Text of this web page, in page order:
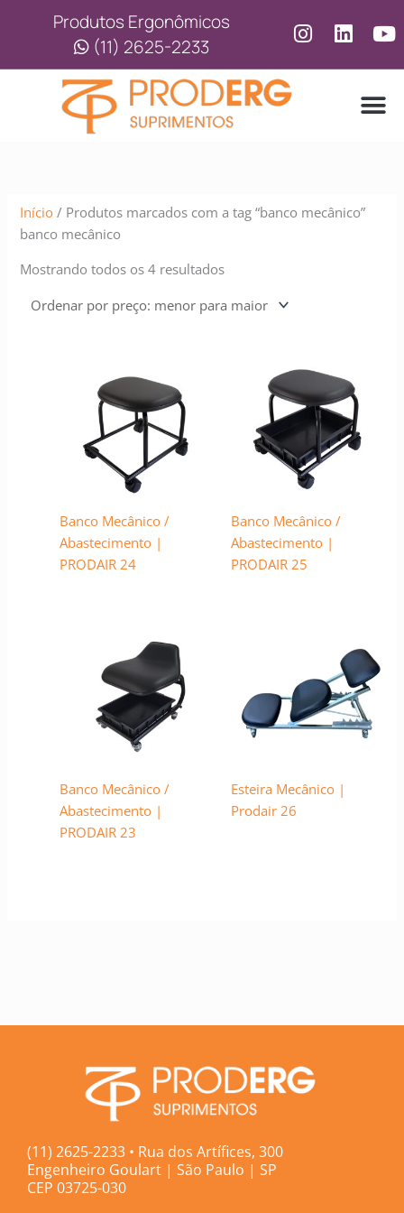
conteúdo
Produtos Ergonômicos
(11) 2625-2233
Início / Produtos marcados com a tag “banco mecânico”
banco mecânico
Mostrando todos os 4 resultados
por
baixo
para
alto
Banco Mecânico /
Abastecimento |
PRODAIR 24
Banco Mecânico /
Abastecimento |
PRODAIR 25
Banco Mecânico /
Abastecimento |
PRODAIR 23
Esteira Mecânico |
Prodair 26
(11) 2625-2233 • Rua dos Artífices, 300
Engenheiro Goulart | São Paulo | SP
CEP 03725-030